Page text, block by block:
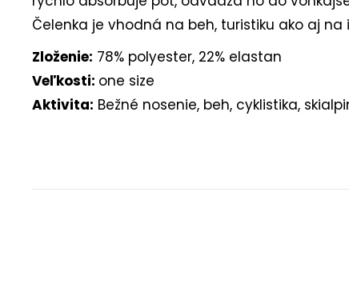
Čelenka je vhodná na beh, turistiku ako aj
Zloženie: 78% polyester, 22% elastan
Veľkosti: one size
Aktivita: Bežné nosenie, beh, cyklistika,